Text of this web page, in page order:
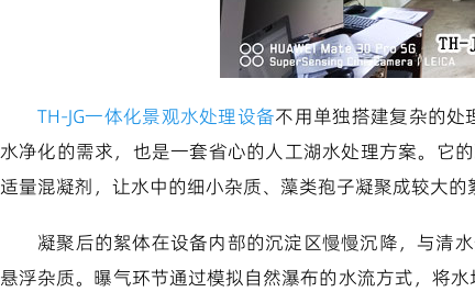
TH-JG一体化景观水处理设备不用单独搭建复杂的处
水净化的需求，也是一套省心的人工湖水处理方案。它
适量混凝剂，让水中的细小杂质、藻类孢子凝聚成较大
凝聚后的絮体在设备内部的沉淀区慢慢沉降，与清
悬浮杂质。曝气环节通过模拟自然瀑布的水流方式，将